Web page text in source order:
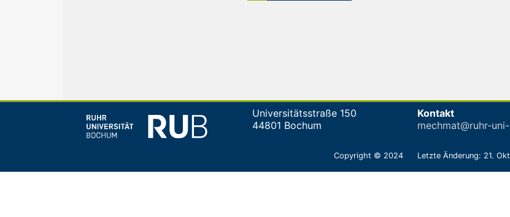
Universitätsstraße 150
44801 Bochum
Kontakt
mechmat@ruhr-
Copyright © 2024 Letzte Änderung: 21.